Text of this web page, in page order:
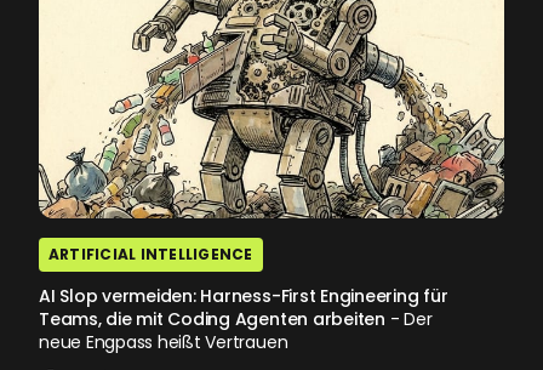
ARTIFICIAL INTELLIGENCE
AI Slop vermeiden: Harness-First Engineering für
Teams, die mit Coding Agenten arbeiten - Der
neue Engpass heißt Vertrauen